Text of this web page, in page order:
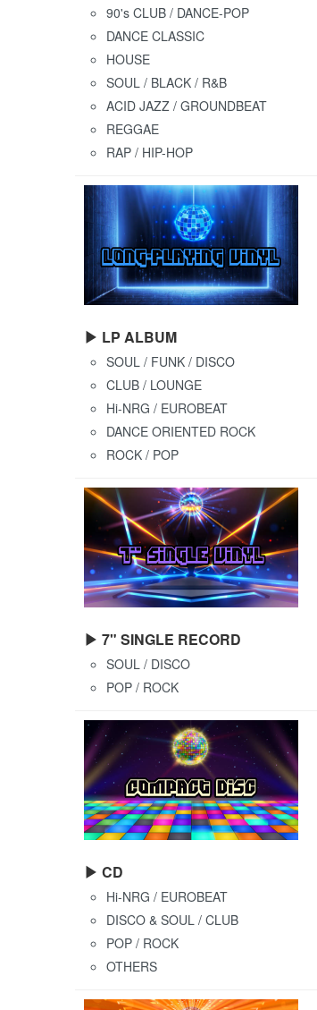
90's CLUB / DANCE-POP
DANCE CLASSIC
HOUSE
SOUL / BLACK / R&B
ACID JAZZ / GROUNDBEAT
REGGAE
RAP / HIP-HOP
▶ LP ALBUM
SOUL / FUNK / DISCO
CLUB / LOUNGE
Hi-NRG / EUROBEAT
DANCE ORIENTED ROCK
ROCK / POP
▶ 7" SINGLE RECORD
SOUL / DISCO
POP / ROCK
▶ CD
Hi-NRG / EUROBEAT
DISCO & SOUL / CLUB
POP / ROCK
OTHERS